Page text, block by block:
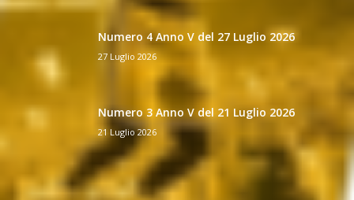
Numero 4 Anno V del 27 Luglio 2026
27 Luglio 2026
Numero 3 Anno V del 21 Luglio 2026
21 Luglio 2026